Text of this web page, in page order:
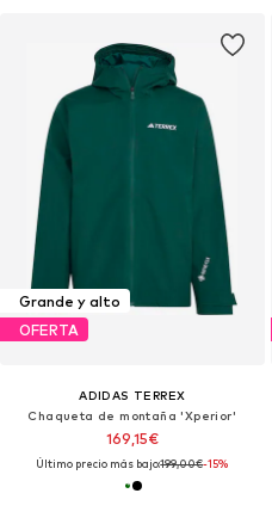
Grande y alto
OFERTA
ADIDAS TERREX
Chaqueta de montaña 'Xperior'
169,15€
Último precio más bajo:199,00€-15%